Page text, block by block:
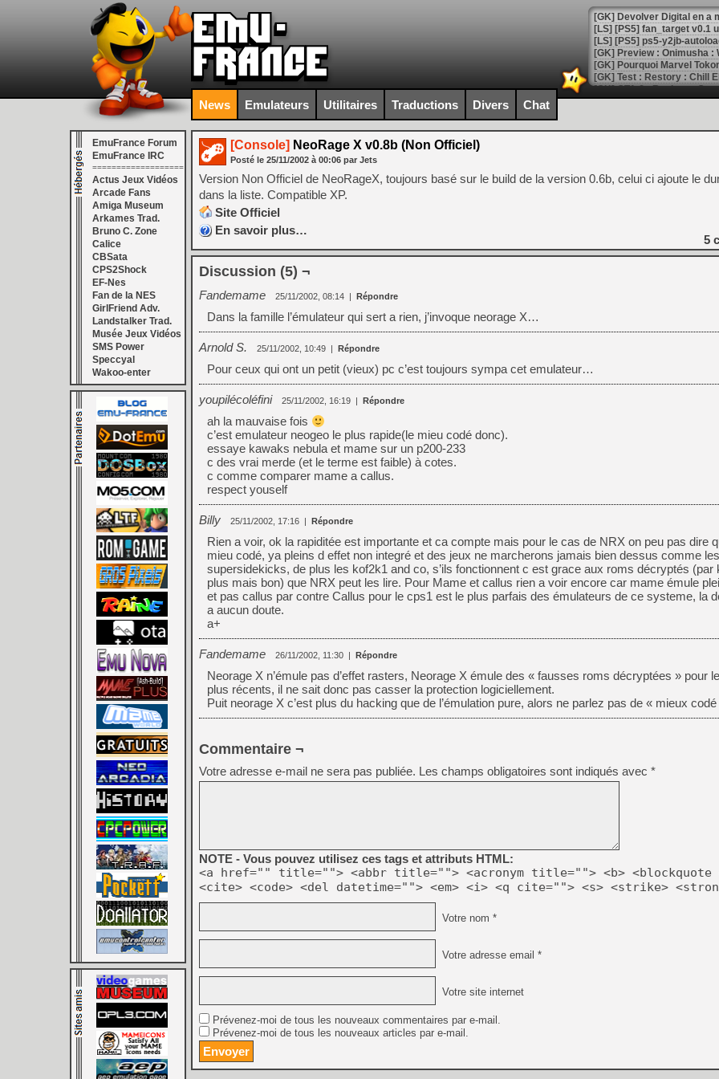
[GK] Devolver Digital en a
[LS] [PS5] ps5-y2jb-
[GK] Pourquoi Marvel
[GK] Test : Restory : Chill
[GK] GTA 6 : Rockstar
[GK] Hot Wheels Infinite
[GK] Mémoire cash -
[GK] Résultats Nintendo :
[GK] Déjà des
[Mo5] Brickboy cherche à
[GK] Minecraft et ses «
[GK] Beast of
[GK] Ubisoft : fin de partie
[GK] Mémoire cash -
[GK] Dan Houser (GTA)
[GK] Comment EA Sports
[GK] Crimson Moon : un
[GK] Isle of Reveries : le
[GK] Moonlighter 2 : The
[GK] Capcom relance
[Mo5] Deux inédits du
[GK] Le beat'em up The
[GK] Endless Legend 2 :
[LS] [PS5] Le WebKit
[GK] Oubliez Crazy Taxi,
[LS] [Switch] NSZ 5.0.0
[GK] No More Room in
[GK] Un chatbot Atelier
[GK] Agenda - GeForce
News Emulateurs Utilitaires Traductions Divers Chat
EmuFrance Forum
EmuFrance IRC
===================
Actus Jeux Vidéos
Arcade Fans
Amiga Museum
Arkames Trad.
Bruno C. Zone
Calice
CBSata
CPS2Shock
EF-Nes
Fan de la NES
GirlFriend Adv.
Landstalker Trad.
Musée Jeux Vidéos
SMS Power
Speccyal
Wakoo-enter
[Console] NeoRage X v0.8b (Non Officiel)
Posté le 25/11/2002 à 00:06 par Jets
Version Non Officiel de NeoRageX, toujours basé sur le build de la version 0.6b, celui ci ajoute le
dans la liste. Compatible XP.
Site Officiel
En savoir plus…
5
Discussion (5) ¬
Fandemame 25/11/2002, 08:14 | Répondre
Dans la famille l’émulateur qui sert a rien, j’invoque neorage X…
Arnold S. 25/11/2002, 10:49 | Répondre
Pour ceux qui ont un petit (vieux) pc c’est toujours sympa cet emulateur…
youpilécoléfini 25/11/2002, 16:19 | Répondre
ah la mauvaise fois
c’est emulateur neogeo le plus rapide(le mieu codé donc).
essaye kawaks nebula et mame sur un p200-233
c des vrai merde (et le terme est faible) à cotes.
c comme comparer mame a callus.
respect youself
Billy 25/11/2002, 17:16 | Répondre
Rien a voir, ok la rapiditée est importante et ca compte mais pour le cas de NRX on peu pas dire
mieu codé, ya pleins d effet non integré et des jeux ne marcherons jamais bien dessus comme les
supersidekicks, de plus les kof2k1 and co, s’ils fonctionnent c est grace aux roms décryptés (par
plus mais bon) que NRX peut les lire. Pour Mame et callus rien a voir encore car mame émule
et pas callus par contre Callus pour le cps1 est le plus parfais des émulateurs de ce systeme, la
a aucun doute.
a+
Fandemame 26/11/2002, 11:30 | Répondre
Neorage X n’émule pas d’effet rasters, Neorage X émule des « fausses roms décryptées » pour
plus récents, il ne sait donc pas casser la protection logiciellement.
Puit neorage X c’est plus du hacking que de l’émulation pure, alors ne parlez pas de « mieux codé
Commentaire ¬
Votre adresse e-mail ne sera pas publiée. Les champs obligatoires sont indiqués avec *
NOTE - Vous pouvez utilisez ces tags et attributs HTML:
<a href="" title=""> <abbr title=""> <acronym title=""> <b> <blockquote
<cite> <code> <del datetime=""> <em> <i> <q cite=""> <s> <strike>
Votre nom *
Votre adresse email *
Votre site internet
Prévenez-moi de tous les nouveaux commentaires par e-mail.
Prévenez-moi de tous les nouveaux articles par e-mail.